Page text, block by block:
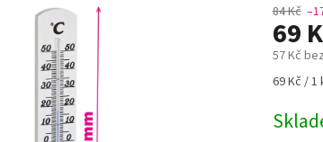
84 Kč
69
57 Kč
Měrná
69 Kč / 1